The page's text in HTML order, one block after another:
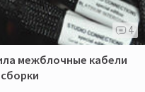
4
межблочные кабели